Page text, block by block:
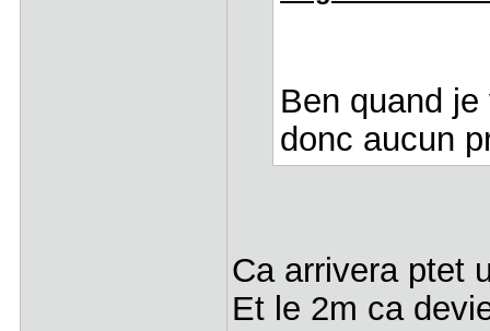
Ben quand
donc aucun
Ca arrivera ptet
Et le 2m ca